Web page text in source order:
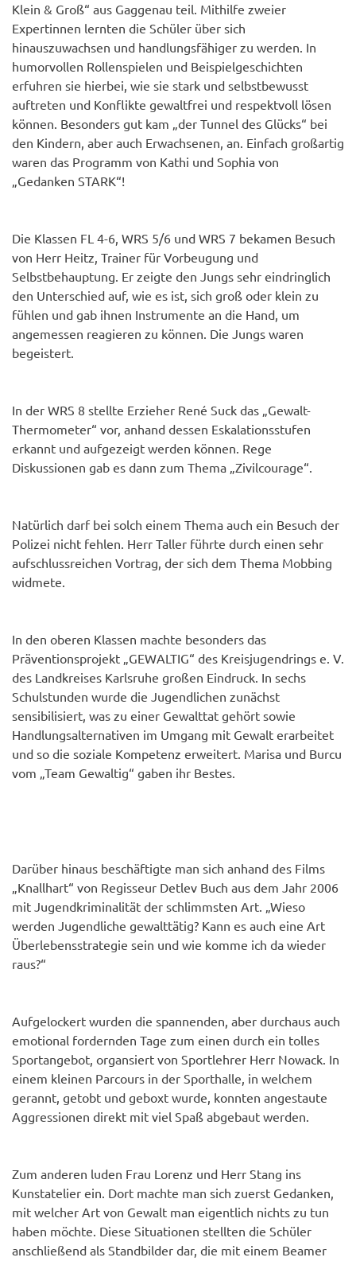
Klein & Groß“ aus Gaggenau teil. Mithilfe zweier
Expertinnen lernten die Schüler über sich
hinauszuwachsen und handlungsfähiger zu werden. In
humorvollen Rollenspielen und Beispielgeschichten
erfuhren sie hierbei, wie sie stark und selbstbewusst
auftreten und Konflikte gewaltfrei und respektvoll lösen
können. Besonders gut kam „der Tunnel des Glücks“ bei
den Kindern, aber auch Erwachsenen, an. Einfach großartig
waren das Programm von Kathi und Sophia von
„Gedanken STARK“!
Die Klassen FL 4-6, WRS 5/6 und WRS 7 bekamen Besuch
von Herr Heitz, Trainer für Vorbeugung und
Selbstbehauptung. Er zeigte den Jungs sehr eindringlich
den Unterschied auf, wie es ist, sich groß oder klein zu
fühlen und gab ihnen Instrumente an die Hand, um
angemessen reagieren zu können. Die Jungs waren
begeistert.
In der WRS 8 stellte Erzieher René Suck das „Gewalt-
Thermometer“ vor, anhand dessen Eskalationsstufen
erkannt und aufgezeigt werden können. Rege
Diskussionen gab es dann zum Thema „Zivilcourage“.
Natürlich darf bei solch einem Thema auch ein Besuch der
Polizei nicht fehlen. Herr Taller führte durch einen sehr
aufschlussreichen Vortrag, der sich dem Thema Mobbing
widmete.
In den oberen Klassen machte besonders das
Präventionsprojekt „GEWALTIG“ des Kreisjugendrings e. V.
des Landkreises Karlsruhe großen Eindruck. In sechs
Schulstunden wurde die Jugendlichen zunächst
sensibilisiert, was zu einer Gewalttat gehört sowie
Handlungsalternativen im Umgang mit Gewalt erarbeitet
und so die soziale Kompetenz erweitert. Marisa und Burcu
vom „Team Gewaltig“ gaben ihr Bestes.
Darüber hinaus beschäftigte man sich anhand des Films
„Knallhart“ von Regisseur Detlev Buch aus dem Jahr 2006
mit Jugendkriminalität der schlimmsten Art. „Wieso
werden Jugendliche gewalttätig? Kann es auch eine Art
Überlebensstrategie sein und wie komme ich da wieder
raus?“
Aufgelockert wurden die spannenden, aber durchaus auch
emotional fordernden Tage zum einen durch ein tolles
Sportangebot, organsiert von Sportlehrer Herr Nowack. In
einem kleinen Parcours in der Sporthalle, in welchem
gerannt, getobt und geboxt wurde, konnten angestaute
Aggressionen direkt mit viel Spaß abgebaut werden.
Zum anderen luden Frau Lorenz und Herr Stang ins
Kunstatelier ein. Dort machte man sich zuerst Gedanken,
mit welcher Art von Gewalt man eigentlich nichts zu tun
haben möchte. Diese Situationen stellten die Schüler
anschließend als Standbilder dar, die mit einem Beamer